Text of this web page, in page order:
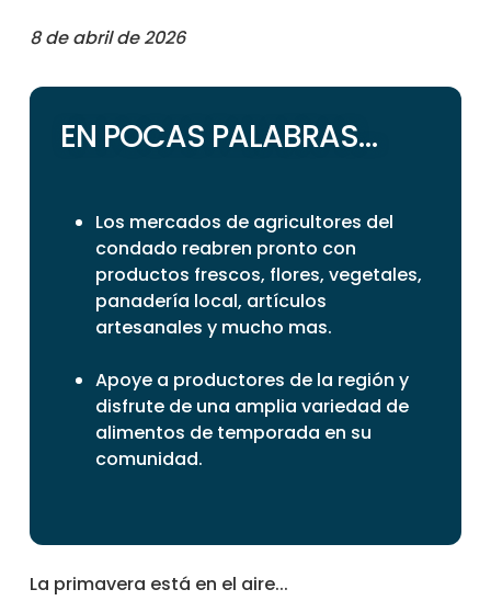
8 de abril de 2026
EN POCAS PALABRAS…
Los mercados de agricultores del
condado reabren pronto con
productos frescos, flores, vegetales,
panadería local, artículos
artesanales y mucho mas.
Apoye a productores de la región y
disfrute de una amplia variedad de
alimentos de temporada en su
comunidad.
La primavera está en el aire...